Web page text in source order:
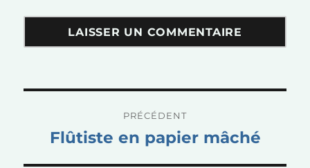
l’article
PRÉCÉDENT
Publication
précédente :
Flûtiste en papier mâché